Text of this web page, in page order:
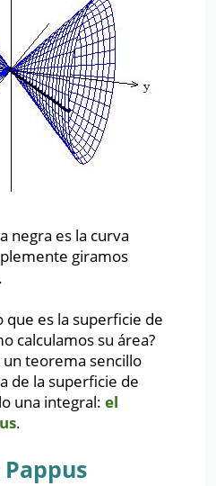
negra es la curva
giramos
que es la superficie de
calculamos su área?
teorema sencillo
de la superficie de
una integral: el
.